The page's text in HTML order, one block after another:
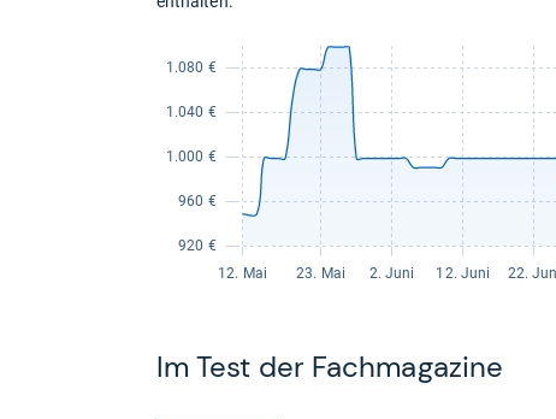
Im Test der Fach­ma­ga­zine